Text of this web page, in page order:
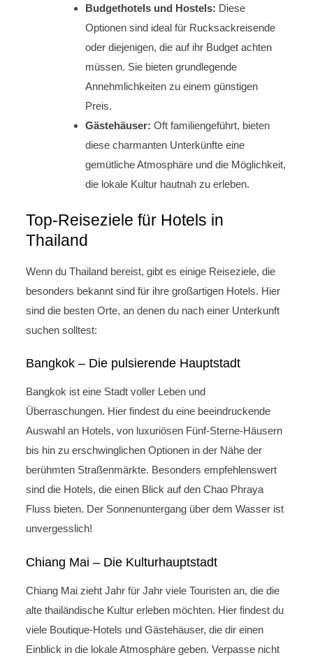
Budgethotels und Hostels: Diese
Optionen sind ideal für Rucksackreisende
oder diejenigen, die auf ihr Budget achten
müssen. Sie bieten grundlegende
Annehmlichkeiten zu einem günstigen
Preis.
Gästehäuser: Oft familiengeführt, bieten
diese charmanten Unterkünfte eine
gemütliche Atmosphäre und die Möglichkeit,
die lokale Kultur hautnah zu erleben.
Top-Reiseziele für Hotels in
Thailand
Wenn du Thailand bereist, gibt es einige Reiseziele, die
besonders bekannt sind für ihre großartigen Hotels. Hier
sind die besten Orte, an denen du nach einer Unterkunft
suchen solltest:
Bangkok – Die pulsierende Hauptstadt
Bangkok ist eine Stadt voller Leben und
Überraschungen. Hier findest du eine beeindruckende
Auswahl an Hotels, von luxuriösen Fünf-Sterne-Häusern
bis hin zu erschwinglichen Optionen in der Nähe der
berühmten Straßenmärkte. Besonders empfehlenswert
sind die Hotels, die einen Blick auf den Chao Phraya
Fluss bieten. Der Sonnenuntergang über dem Wasser ist
unvergesslich!
Chiang Mai – Die Kulturhauptstadt
Chiang Mai zieht Jahr für Jahr viele Touristen an, die die
alte thailändische Kultur erleben möchten. Hier findest du
viele Boutique-Hotels und Gästehäuser, die dir einen
Einblick in die lokale Atmosphäre geben. Verpasse nicht